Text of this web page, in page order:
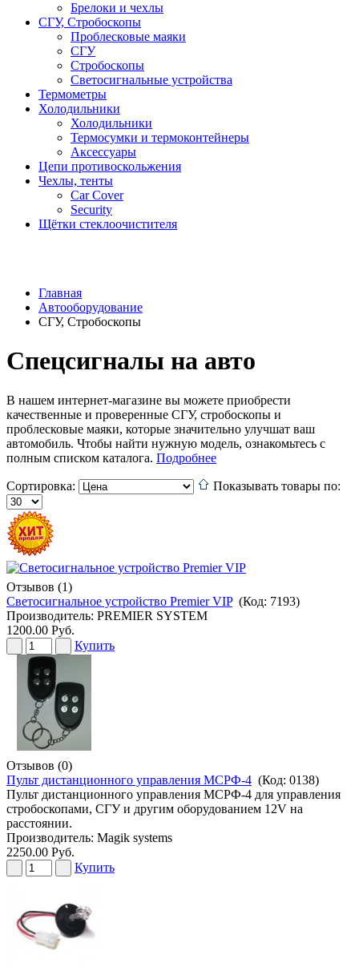
Брелоки и чехлы
СГУ, Стробоскопы
Проблесковые маяки
СГУ
Стробоскопы
Светосигнальные устройства
Термометры
Холодильники
Холодильники
Термосумки и термоконтейнеры
Аксессуары
Цепи противоскольжения
Чехлы, тенты
Car Cover
Security
Щётки стеклоочистителя
Главная
Автооборудование
СГУ, Стробоскопы
Спецсигналы на авто
В нашем интернет-магазине вы можете приобрести
качественные и проверенные СГУ, стробоскопы и
проблесковые маяки, которые значительно улучшат ваш
автомобиль. Чтобы найти нужную модель, ознакомьтесь с
полным списком каталога. Подробнее
Сортировка: Показывать товары по:
Отзывов (1)
Светосигнальное устройство Premier VIP (Код: 7193)
Производитель: PREMIER SYSTEM
1200.00 Руб.
Купить
Отзывов (0)
Пульт дистанционного управления МСРФ-4 (Код: 0138)
Пульт дистанционного управления МСРФ-4 для управления
стробоскопами, СГУ и другим оборудованием 12V на
расстоянии.
Производитель: Magik systems
2250.00 Руб.
Купить